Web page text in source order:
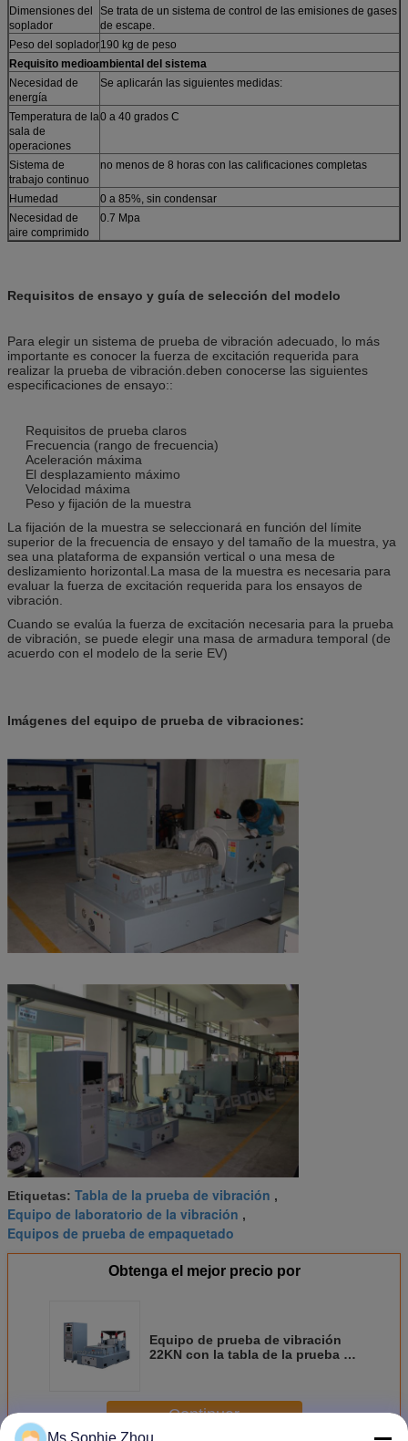
Dimensiones del
soplador
Se trata de un sistema de control de las emisiones de gases
de escape.
Peso del soplador190 kg de peso
Requisito medioambiental del sistema
Necesidad de
energía
Se aplicarán las siguientes medidas:
Temperatura de la
sala de
operaciones
0 a 40 grados C
Sistema de
trabajo continuo
no menos de 8 horas con las calificaciones completas
Humedad
0 a 85%, sin condensar
Necesidad de
aire comprimido
0.7 Mpa
Requisitos de ensayo y guía de selección del modelo
Para elegir un sistema de prueba de vibración adecuado, lo más
importante es conocer la fuerza de excitación requerida para
realizar la prueba de vibración.deben conocerse las siguientes
especificaciones de ensayo::
Requisitos de prueba claros
Frecuencia (rango de frecuencia)
Aceleración máxima
El desplazamiento máximo
Velocidad máxima
Peso y fijación de la muestra
La fijación de la muestra se seleccionará en función del límite
superior de la frecuencia de ensayo y del tamaño de la muestra, ya
sea una plataforma de expansión vertical o una mesa de
deslizamiento horizontal.La masa de la muestra es necesaria para
evaluar la fuerza de excitación requerida para los ensayos de
vibración.
Cuando se evalúa la fuerza de excitación necesaria para la prueba
de vibración, se puede elegir una masa de armadura temporal (de
acuerdo con el modelo de la serie EV)
Imágenes del equipo de prueba de vibraciones:
Etiquetas: Tabla de la prueba de vibración ,
Equipo de laboratorio de la vibración ,
Equipos de prueba de empaquetado
Obtenga el mejor precio por
Equipo de prueba de vibración
22KN con la tabla de la prueba de
Continuar
Ms.Sophie Zhou